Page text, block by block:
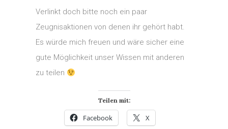
Verlinkt doch bitte noch ein paar
Zeugnisaktionen von denen ihr gehört habt.
Es würde mich freuen und wäre sicher eine
gute Möglichkeit unser Wissen mit anderen
zu teilen
Teilen mit:
Facebook X